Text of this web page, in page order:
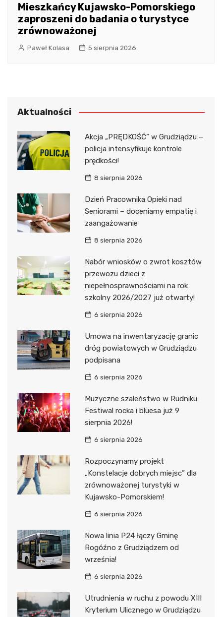
Mieszkańcy Kujawsko-Pomorskiego
zaproszeni do badania o turystyce
zrównoważonej
Paweł Kolasa 5 sierpnia 2026
Aktualności
Akcja „PRĘDKOŚĆ” w Grudziądzu –
policja intensyfikuje kontrole
prędkości!
8 sierpnia 2026
Dzień Pracownika Opieki nad
Seniorami – doceniamy empatię i
zaangażowanie
8 sierpnia 2026
Nabór wniosków o zwrot kosztów
przewozu dzieci z
niepełnosprawnościami na rok
szkolny 2026/2027 już otwarty!
6 sierpnia 2026
Umowa na inwentaryzację granic
dróg powiatowych w Grudziądzu
podpisana
6 sierpnia 2026
Muzyczne szaleństwo w Rudniku:
Festiwal rocka i bluesa już 9
sierpnia 2026!
6 sierpnia 2026
Rozpoczynamy projekt
„Konstelacje dobrych miejsc” dla
zrównoważonej turystyki w
Kujawsko-Pomorskiem!
6 sierpnia 2026
Nowa linia P24 łączy Gminę
Rogóźno z Grudziądzem od
września!
6 sierpnia 2026
Utrudnienia w ruchu z powodu XIII
Kryterium Ulicznego w Grudziądzu